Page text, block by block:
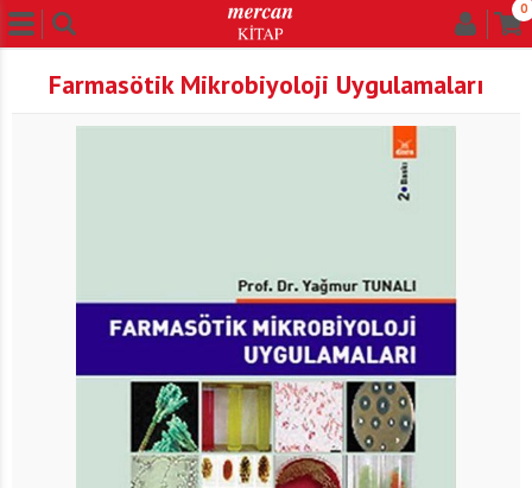
0
Farmasötik Mikrobiyoloji Uygulamaları